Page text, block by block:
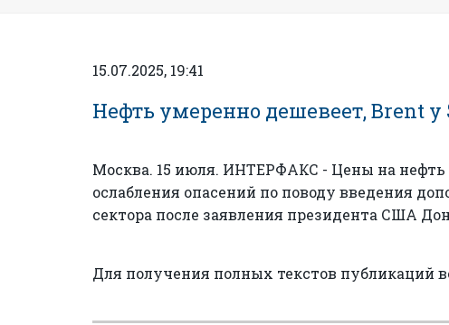
15.07.2025, 19:41
Нефть умеренно дешевеет, Brent у
Москва. 15 июля. ИНТЕРФАКС - Цены на
ослабления опасений по поводу введения
сектора после заявления президента США
Для получения полных текстов публикаций